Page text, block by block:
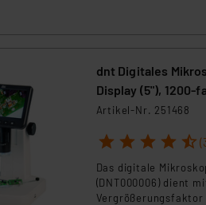
dnt Digitales
Display (5"), 1200-
Artikel-Nr. 251468
1 2 3 4 5
Das digitale
(DNT000006) dient